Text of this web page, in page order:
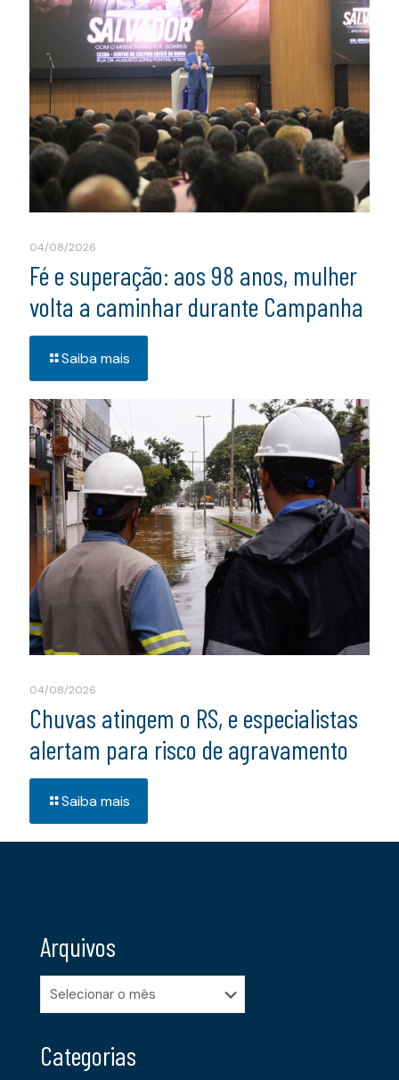
04/08/2026
Fé e superação: aos 98 anos, mulher
volta a caminhar durante Campanha
Saiba mais
04/08/2026
Chuvas atingem o RS, e especialistas
alertam para risco de agravamento
Saiba mais
Arquivos
Arquivos
Categorias